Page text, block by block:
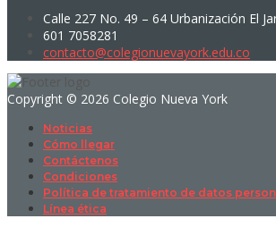
Calle 227 No. 49 – 64 Urbanización El
601 7058281
contacto@colegionuevayork.edu.co
Copyright © 2026 Colegio Nueva York
Noticias
Cómo llegar
Contáctenos
Condiciones
Política de tratamiento de datos
Línea ética